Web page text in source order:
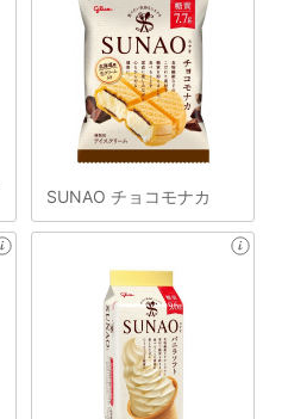
SUNAO チョコモナカ